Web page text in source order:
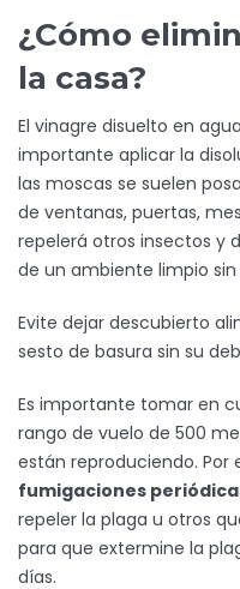
¿Cómo
la casa?
El vinagre disuelto en
importante aplicar la
las moscas se suelen
de ventanas, puertas,
repelerá otros insectos y
de un ambiente limpio sin
Evite dejar descubierto
sesto de basura sin su
Es importante tomar en
rango de vuelo de 500
están reproduciendo. Por
fumigaciones
repeler la plaga u otros
para que extermine la
días.